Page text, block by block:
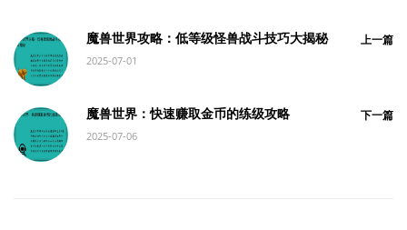
魔兽世界攻略：低等级怪兽战斗技巧大揭秘
2025-07-01
上一篇
魔兽世界：快速赚取金币的练级攻略
2025-07-06
下一篇